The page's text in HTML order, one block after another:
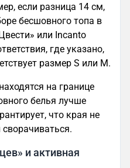
если разница 14 см,
бесшовного топа в
или Incanto
где указано,
размер S или M.
на границе
белья лучше
что края не
и активная